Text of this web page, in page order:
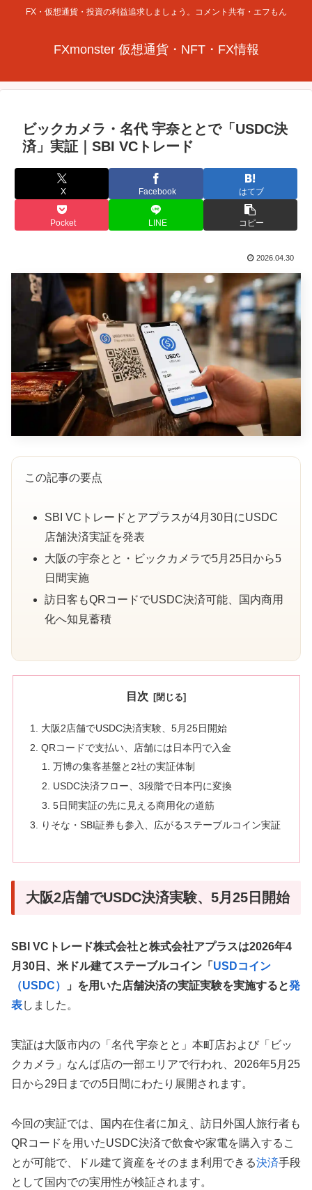
FX・仮想通貨・投資の利益追求しましょう。コメント共有・エフもん
FXmonster 仮想通貨・NFT・FX情報
ビックカメラ・名代 宇奈ととで「USDC決
済」実証｜SBI VCトレード
X Facebook はてブ
Pocket LINE コピー
2026.04.30
この記事の要点
SBI VCトレードとアプラスが4月30日にUSDC
店舗決済実証を発表
大阪の宇奈とと・ビックカメラで5月25日から5
日間実施
訪日客もQRコードでUSDC決済可能、国内商用
化へ知見蓄積
目次
大阪2店舗でUSDC決済実験、5月25日開始
QRコードで支払い、店舗には日本円で入金
万博の集客基盤と2社の実証体制
USDC決済フロー、3段階で日本円に変換
5日間実証の先に見える商用化の道筋
りそな・SBI証券も参入、広がるステーブルコイン実証
大阪2店舗でUSDC決済実験、5月25日開始
SBI VCトレード株式会社と株式会社アプラスは2026年4
月30日、米ドル建てステーブルコイン「 USDコイン
（USDC）
」を用いた店舗決済の実証実験を実施すると発
表しました。
実証は大阪市内の「名代 宇奈とと」本町店および「ビッ
クカメラ」なんば店の一部エリアで行われ、2026年5月25
日から29日までの5日間にわたり展開されます。
今回の実証では、国内在住者に加え、訪日外国人旅行者も
QRコードを用いたUSDC決済で飲食や家電を購入するこ
とが可能で、ドル建て資産をそのまま利用できる決済手段
として国内での実用性が検証されます。